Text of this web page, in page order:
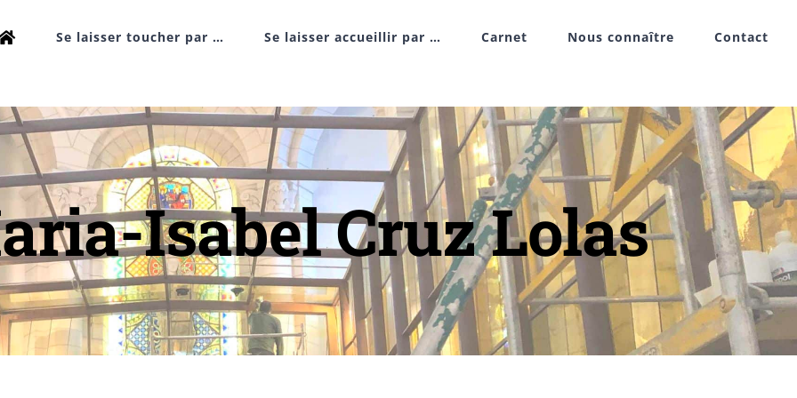
Se laisser toucher par … Se laisser accueillir par … Carnet Nous connaître Contact
Isabel Cruz Lolas